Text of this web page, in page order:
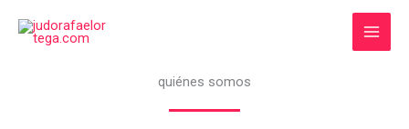
quiénes somos